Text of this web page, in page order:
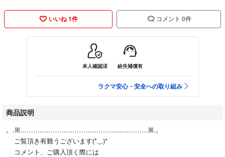
いいね 1件 コメント 0件
本人確認済 紛失補償有
ラクマ安心・安全への取り組み
商品説明
。.ꕤ………………………………………..…………ꕤ.。
ご覧頂き有難うございます(*.ˬ.)"
コメント、ご購入頂く際には